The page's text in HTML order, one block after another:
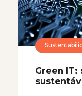
Green IT: